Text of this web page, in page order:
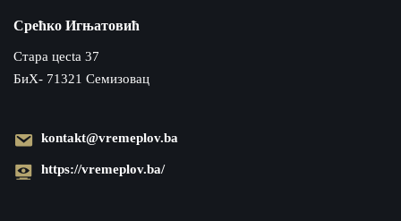
Срећко Игњатовић
Cтара цecta 37
БиХ- 71321 Семизовац
kontakt@vremeplov.ba
https://vremeplov.ba/